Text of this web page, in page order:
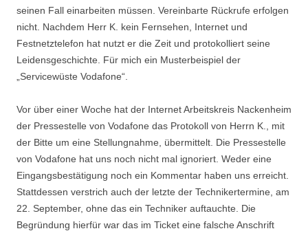
seinen Fall einarbeiten müssen. Vereinbarte Rückrufe erfolgen
nicht. Nachdem Herr K. kein Fernsehen, Internet und
Festnetztelefon hat nutzt er die Zeit und protokolliert seine
Leidensgeschichte. Für mich ein Musterbeispiel der
„Servicewüste Vodafone“.
Vor über einer Woche hat der Internet Arbeitskreis Nackenheim
der Pressestelle von Vodafone das Protokoll von Herrn K., mit
der Bitte um eine Stellungnahme, übermittelt. Die Pressestelle
von Vodafone hat uns noch nicht mal ignoriert. Weder eine
Eingangsbestätigung noch ein Kommentar haben uns erreicht.
Stattdessen verstrich auch der letzte der Technikertermine, am
22. September, ohne das ein Techniker auftauchte. Die
Begründung hierfür war das im Ticket eine falsche Anschrift